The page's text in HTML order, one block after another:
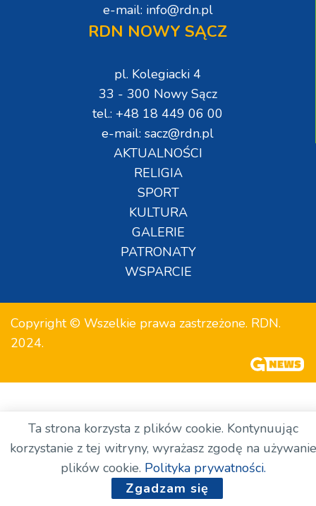
e-mail: info@rdn.pl
RDN NOWY SĄCZ
pl. Kolegiacki 4
33 - 300 Nowy Sącz
tel.: +48 18 449 06 00
e-mail: sacz@rdn.pl
AKTUALNOŚCI
RELIGIA
SPORT
KULTURA
GALERIE
PATRONATY
WSPARCIE
Copyright © Wszelkie prawa zastrzeżone. RDN.
2024.
Ta strona korzysta z plików cookie. Kontynuując
korzystanie z tej witryny, wyrażasz zgodę na używanie
plików cookie. Polityka prywatności.
Zgadzam się